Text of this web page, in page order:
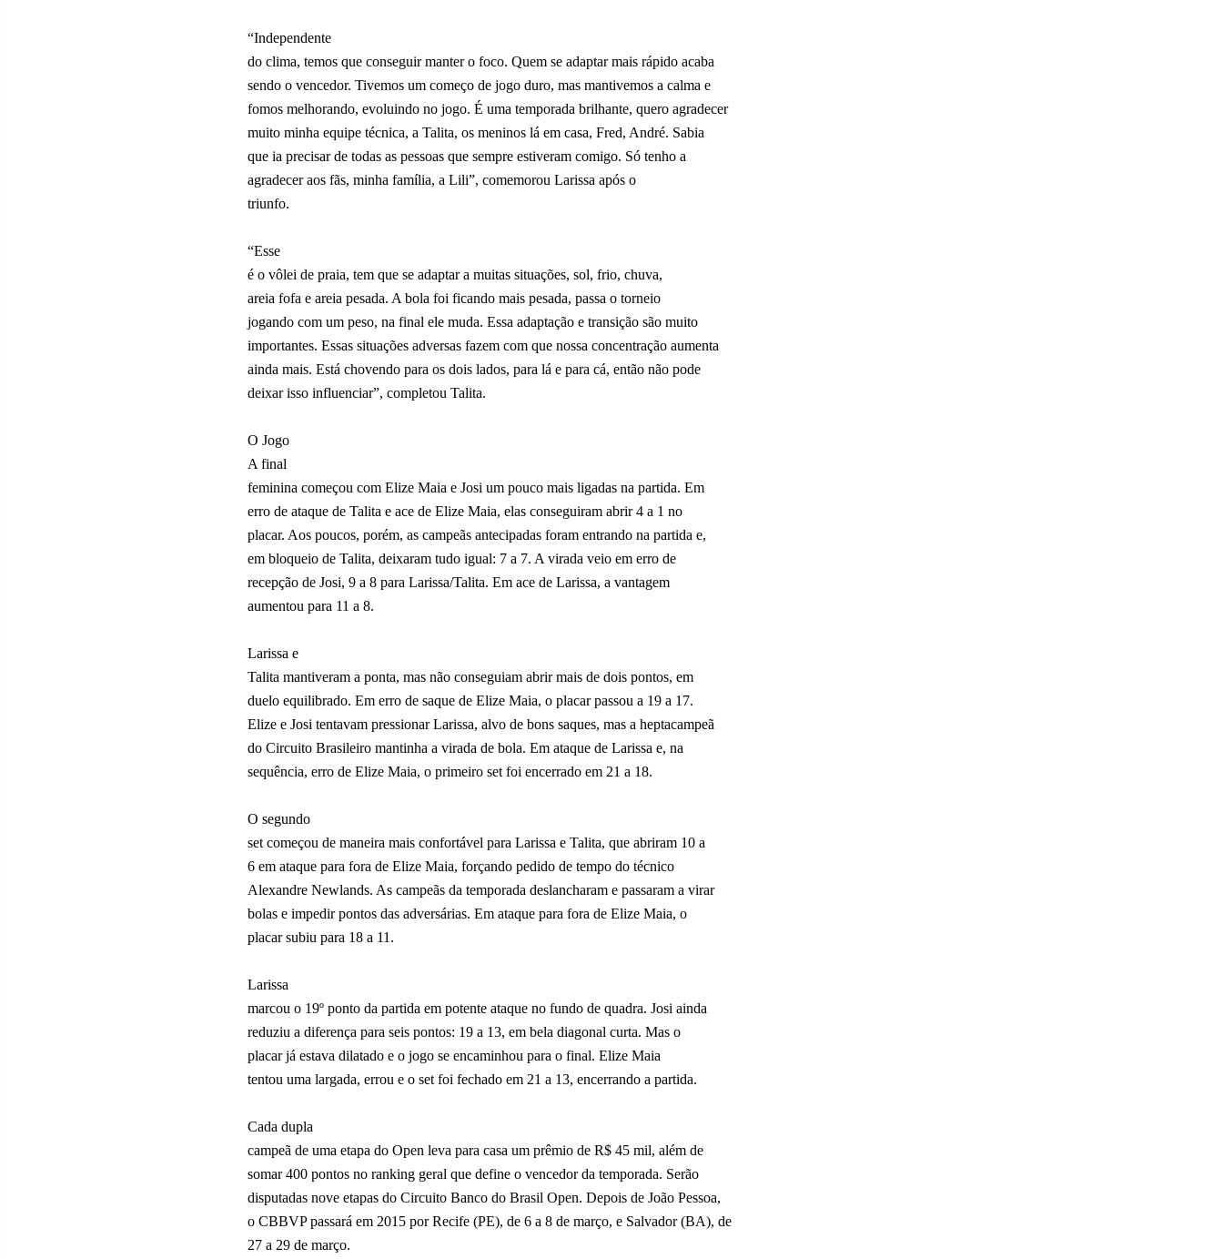
“Independente
do clima, temos que conseguir manter o foco. Quem se adaptar mais rápido acaba
sendo o vencedor. Tivemos um começo de jogo duro, mas mantivemos a calma e
fomos melhorando, evoluindo no jogo. É uma temporada brilhante, quero agradecer
muito minha equipe técnica, a Talita, os meninos lá em casa, Fred, André. Sabia
que ia precisar de todas as pessoas que sempre estiveram comigo. Só tenho a
agradecer aos fãs, minha família, a Lili”, comemorou Larissa após o
triunfo.
“Esse
é o vôlei de praia, tem que se adaptar a muitas situações, sol, frio, chuva,
areia fofa e areia pesada. A bola foi ficando mais pesada, passa o torneio
jogando com um peso, na final ele muda. Essa adaptação e transição são muito
importantes. Essas situações adversas fazem com que nossa concentração aumenta
ainda mais. Está chovendo para os dois lados, para lá e para cá, então não pode
deixar isso influenciar”, completou Talita.
O Jogo
A final
feminina começou com Elize Maia e Josi um pouco mais ligadas na partida. Em
erro de ataque de Talita e ace de Elize Maia, elas conseguiram abrir 4 a 1 no
placar. Aos poucos, porém, as campeãs antecipadas foram entrando na partida e,
em bloqueio de Talita, deixaram tudo igual: 7 a 7. A virada veio em erro de
recepção de Josi, 9 a 8 para Larissa/Talita. Em ace de Larissa, a vantagem
aumentou para 11 a 8.
Larissa e
Talita mantiveram a ponta, mas não conseguiam abrir mais de dois pontos, em
duelo equilibrado. Em erro de saque de Elize Maia, o placar passou a 19 a 17.
Elize e Josi tentavam pressionar Larissa, alvo de bons saques, mas a heptacampeã
do Circuito Brasileiro mantinha a virada de bola. Em ataque de Larissa e, na
sequência, erro de Elize Maia, o primeiro set foi encerrado em 21 a 18.
O segundo
set começou de maneira mais confortável para Larissa e Talita, que abriram 10 a
6 em ataque para fora de Elize Maia, forçando pedido de tempo do técnico
Alexandre Newlands. As campeãs da temporada deslancharam e passaram a virar
bolas e impedir pontos das adversárias. Em ataque para fora de Elize Maia, o
placar subiu para 18 a 11.
Larissa
marcou o 19º ponto da partida em potente ataque no fundo de quadra. Josi ainda
reduziu a diferença para seis pontos: 19 a 13, em bela diagonal curta. Mas o
placar já estava dilatado e o jogo se encaminhou para o final. Elize Maia
tentou uma largada, errou e o set foi fechado em 21 a 13, encerrando a partida.
Cada dupla
campeã de uma etapa do Open leva para casa um prêmio de R$ 45 mil, além de
somar 400 pontos no ranking geral que define o vencedor da temporada. Serão
disputadas nove etapas do Circuito Banco do Brasil Open. Depois de João Pessoa,
o CBBVP passará em 2015 por Recife (PE), de 6 a 8 de março, e Salvador (BA), de
27 a 29 de março.